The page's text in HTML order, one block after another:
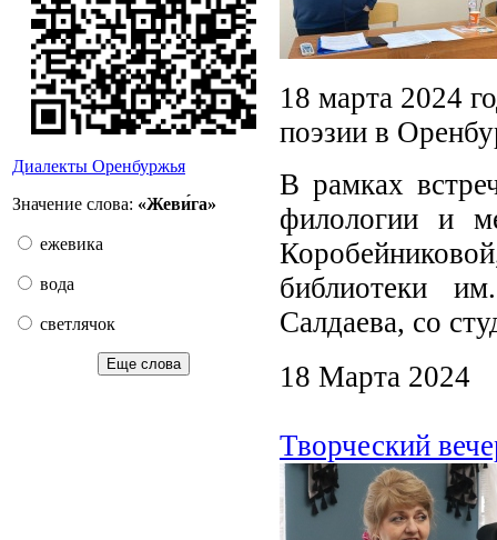
Диалекты Оренбуржья
Значение слова: «Жеви́га»
ежевика
вода
светлячок
Еще слова
18 марта 2024
поэзии в
В рамках
филологии и
библиотеки
Салдаева, со
18 Марта 2024
Творческий